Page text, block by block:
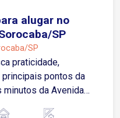
alugar no
SP
SP
praticidade,
pontos da